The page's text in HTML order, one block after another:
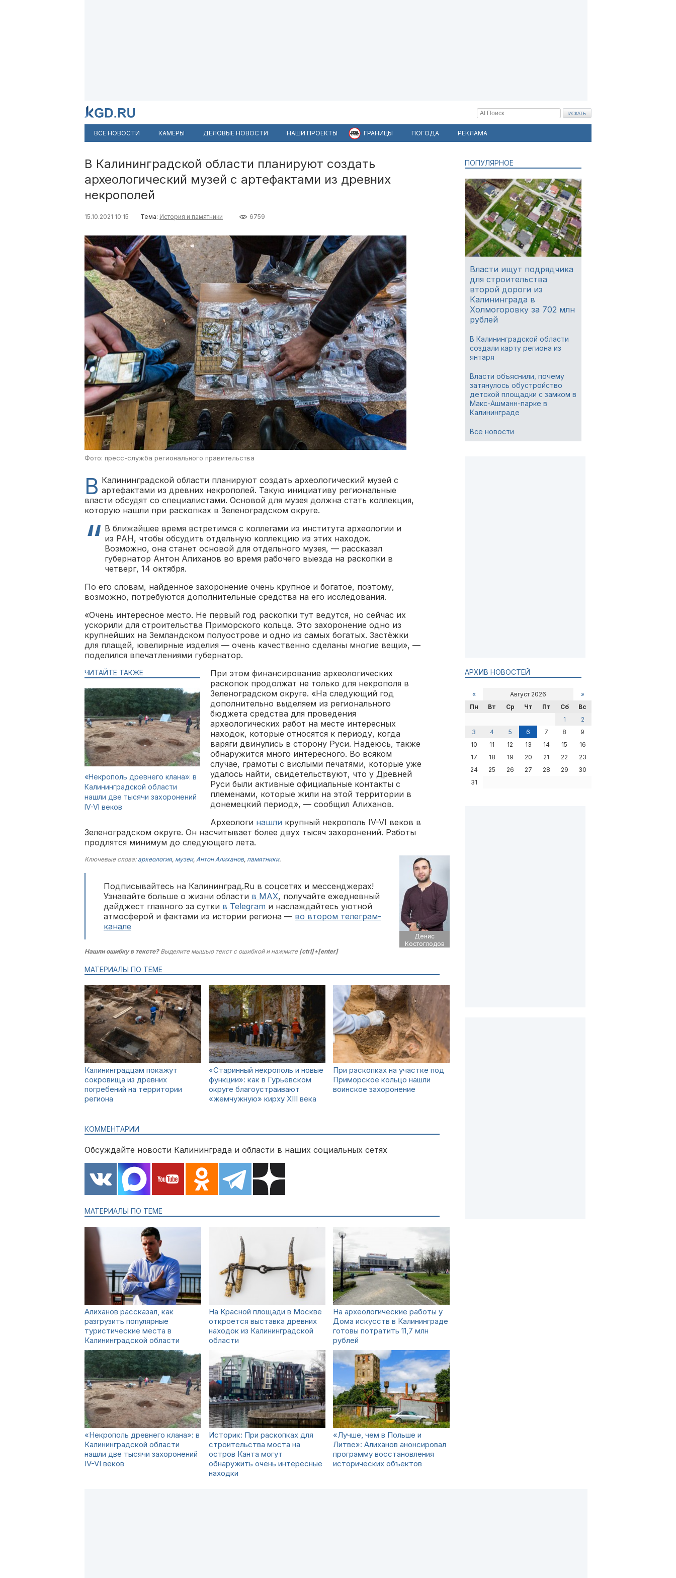
ВСЕ НОВОСТИ КАМЕРЫ ДЕЛОВЫЕ НОВОСТИ НАШИ ПРОЕКТЫ ГРАНИЦЫ ПОГОДА РЕКЛАМА
В Калининградской области планируют создать
археологический музей с артефактами из древних
некрополей
15.10.2021 10:15 Тема: История и памятники 6759
Фото: пресс-служба регионального правительства
В Калининградской области планируют создать археологический музей с
артефактами из древних некрополей. Такую инициативу региональные
власти обсудят со специалистами. Основой для музея должна стать коллекция,
которую нашли при раскопках в Зеленоградском округе.
В ближайшее время встретимся с коллегами из института археологии и
из РАН, чтобы обсудить отдельную коллекцию из этих находок.
Возможно, она станет основой для отдельного музея, — рассказал
губернатор Антон Алиханов во время рабочего выезда на раскопки в
четверг, 14 октября.
По его словам, найденное захоронение очень крупное и богатое, поэтому,
возможно, потребуются дополнительные средства на его исследования.
«Очень интересное место. Не первый год раскопки тут ведутся, но сейчас их
ускорили для строительства Приморского кольца. Это захоронение одно из
крупнейших на Земландском полуострове и одно из самых богатых. Застёжки
для плащей, ювелирные изделия — очень качественно сделаны многие вещи», —
поделился впечатлениями губернатор.
ЧИТАЙТЕ ТАКЖЕ
«Некрополь древнего клана»: в
Калининградской области
нашли две тысячи захоронений
IV-VI веков
При этом финансирование археологических
раскопок продолжат не только для некрополя в
Зеленоградском округе. «На следующий год
дополнительно выделяем из регионального
бюджета средства для проведения
археологических работ на месте интересных
находок, которые относятся к периоду, когда
варяги двинулись в сторону Руси. Надеюсь, также
обнаружится много интересного. Во всяком
случае, грамоты с вислыми печатями, которые уже
удалось найти, свидетельствуют, что у Древней
Руси были активные официальные контакты с
племенами, которые жили на этой территории в
донемецкий период», — сообщил Алиханов.
Археологи нашли крупный некрополь IV-VI веков в
Зеленоградском округе. Он насчитывает более двух тысяч захоронений. Работы
продлятся минимум до следующего лета.
Денис
Костоглодов
Ключевые слова: археология, музеи, Антон Алиханов, памятники.
Подписывайтесь на Калининград.Ru в соцсетях и мессенджерах!
Узнавайте больше о жизни области в MAX, получайте ежедневный
дайджест главного за сутки в Telegram и наслаждайтесь уютной
атмосферой и фактами из истории региона — во втором телеграм-
канале
Нашли ошибку в тексте?Выделите мышью текст с ошибкой и нажмите [ctrl]+[enter]
МАТЕРИАЛЫ ПО ТЕМЕ
Калининградцам покажут
сокровища из древних
погребений на территории
региона
«Старинный некрополь и новые
функции»: как в Гурьевском
округе благоустраивают
«жемчужную» кирху XIII века
При раскопках на участке под
Приморское кольцо нашли
воинское захоронение
КОММЕНТАРИИ
Обсуждайте новости Калининграда и области в наших социальных сетях
МАТЕРИАЛЫ ПО ТЕМЕ
Алиханов рассказал, как
разгрузить популярные
туристические места в
Калининградской области
На Красной площади в Москве
откроется выставка древних
находок из Калининградской
области
На археологические работы у
Дома искусств в Калининграде
готовы потратить 11,7 млн
рублей
«Некрополь древнего клана»: в
Калининградской области
нашли две тысячи захоронений
IV-VI веков
Историк: При раскопках для
строительства моста на
остров Канта могут
обнаружить очень интересные
находки
«Лучше, чем в Польше и
Литве»: Алиханов анонсировал
программу восстановления
исторических объектов
ПОПУЛЯРНОЕ
Власти ищут подрядчика
для строительства
второй дороги из
Калининграда в
Холмогоровку за 702 млн
рублей
В Калининградской области
создали карту региона из
янтаря
Власти объяснили, почему
затянулось обустройство
детской площадки с замком в
Макс-Ашманн-парке в
Калининграде
Все новости
АРХИВ НОВОСТЕЙ
« Август 2026
»
Пн
Вт Ср Чт Пт Сб
Вс
1
2
3
4 5 6 7 8
9
10
11 12 13 14 15
16
17
18 19 20 21 22
23
24
25 26 27 28 29
30
31